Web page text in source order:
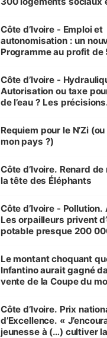
et Yamoussoukro
Côte d’Ivoire - Emploi et
autonomisation : un
Programme au profit de
Côte d’Ivoire -
Autorisation ou taxe
de l’eau ? Les précisions
Requiem pour le N’Zi
mon pays ?)
Côte d’Ivoire. Renard de
la tête des Éléphants
Côte d’Ivoire - Pollution.
Les orpailleurs privent
potable presque 200
Le montant choquant
Infantino aurait gagné
vente de la Coupe du
Côte d’Ivoire. Prix
d’Excellence. «
jeunesse à (…) cultiver la